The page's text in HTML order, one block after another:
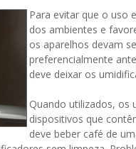
Para evitar que o uso
dos ambientes e
os aparelhos devam
preferencialmente
deve deixar os
Quando utilizados, os
dispositivos que
deve beber café de